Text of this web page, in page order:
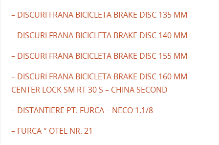
– DISCURI FRANA BICICLETA BRAKE DISC 135 MM
– DISCURI FRANA BICICLETA BRAKE DISC 140 MM
– DISCURI FRANA BICICLETA BRAKE DISC 155 MM
– DISCURI FRANA BICICLETA BRAKE DISC 160 MM
CENTER LOCK SM RT 30 S – CHINA SECOND
– DISTANTIERE PT. FURCA – NECO 1.1/8
– FURCA ″ OTEL NR. 21